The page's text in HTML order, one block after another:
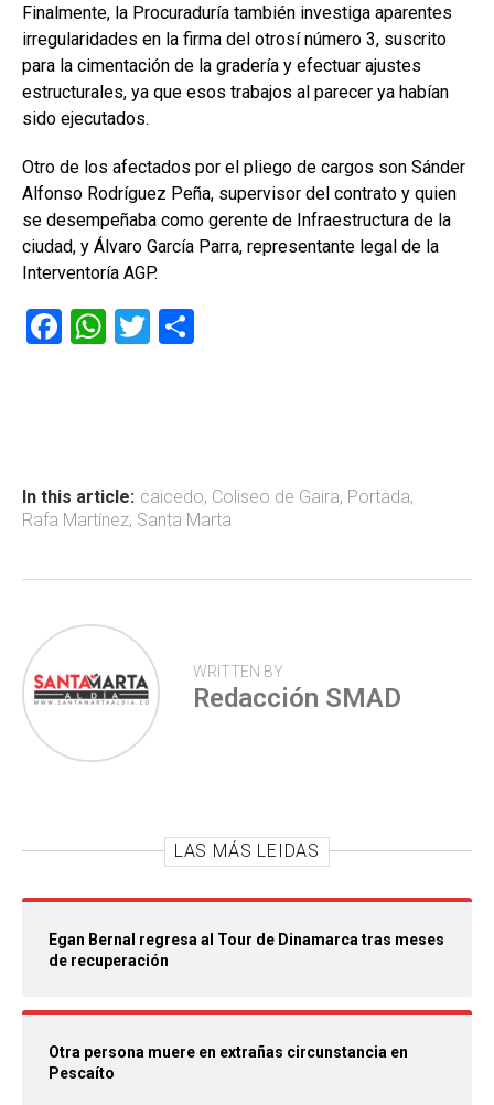
Finalmente, la Procuraduría también investiga aparentes
irregularidades en la firma del otrosí número 3, suscrito
para la cimentación de la gradería y efectuar ajustes
estructurales, ya que esos trabajos al parecer ya habían
sido ejecutados.
Otro de los afectados por el pliego de cargos son Sánder
Alfonso Rodríguez Peña, supervisor del contrato y quien
se desempeñaba como gerente de Infraestructura de la
ciudad, y Álvaro García Parra, representante legal de la
Interventoría AGP.
F
ok
W
p
p
T
tir
In this article: caicedo, Coliseo de Gaira, Portada,
Rafa Martínez, Santa Marta
WRITTEN BY
Redacción SMAD
LAS MÁS LEIDAS
Egan Bernal regresa al Tour de Dinamarca tras meses
de recuperación
Otra persona muere en extrañas circunstancia en
Pescaíto